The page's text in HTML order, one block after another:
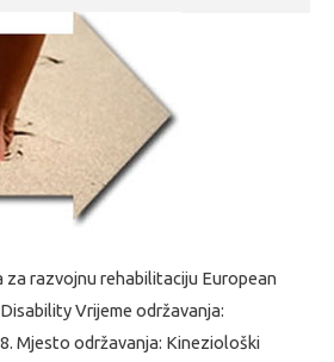
za razvojnu rehabilitaciju European
Vrijeme održavanja:
Mjesto održavanja: Kineziološki